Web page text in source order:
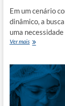
Em um cenário
dinâmico, a
uma
Ver maisGestão
Transformando
Problemas
em
Oportunidades